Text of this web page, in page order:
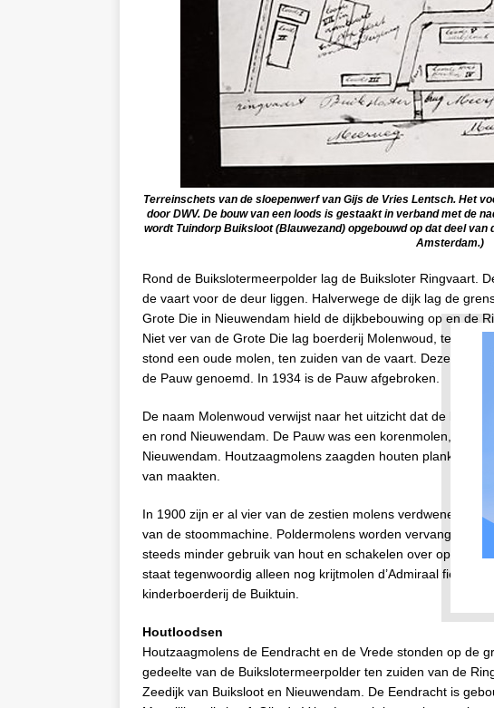
Terreinschets van de sloepenwerf van Gijs de Vries Lentsch. Het
door DWV. De bouw van een loods is gestaakt in verband met de
wordt Tuindorp Buiksloot (Blauwezand) opgebouwd op dat deel
Amsterdam.)
Rond de Buikslotermeerpolder lag de Buiksloter Ringvaart.
de vaart voor de deur liggen. Halverwege de dijk lag de
Grote Die in Nieuwendam hield de dijkbebouwing op en de
Niet ver van de Grote Die lag boerderij Molenwoud, ten
stond een oude molen, ten zuiden van de vaart. Deze molen
de Pauw genoemd. In 1934 is de Pauw afgebroken.
De naam Molenwoud verwijst naar het uitzicht dat de
en rond Nieuwendam. De Pauw was een korenmolen, die
Nieuwendam. Houtzaagmolens zaagden houten planken,
van maakten.
In 1900 zijn er al vier van de zestien molens verdwenen. De
van de stoommachine. Poldermolens worden vervangen
steeds minder gebruik van hout en schakelen over op ijzer
staat tegenwoordig alleen nog krijtmolen d’Admiraal fier
kinderboerderij de Buiktuin.
Houtloodsen
Houtzaagmolens de Eendracht en de Vrede stonden op de
gedeelte van de Buikslotermeerpolder ten zuiden van de
Zeedijk van Buiksloot en Nieuwendam. De Eendracht is